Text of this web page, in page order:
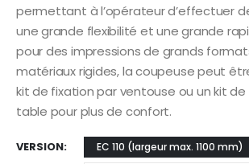
permettant à l’opérateur d’effectuer
une grande flexibilité et une grande
pour des impressions de grands
matériaux rigides, la coupeuse peut
kit de fixation par ventouse ou un kit de
table pour plus de confort.
VERSION
EC 110 (largeur max. 1100 mm)